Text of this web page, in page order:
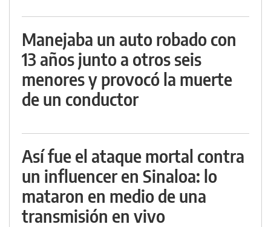
Manejaba un auto robado con
13 años junto a otros seis
menores y provocó la muerte
de un conductor
Así fue el ataque mortal contra
un influencer en Sinaloa: lo
mataron en medio de una
transmisión en vivo